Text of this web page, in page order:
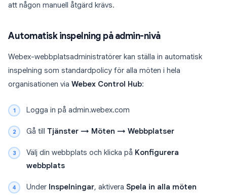
att någon manuell åtgärd krävs.
Automatisk inspelning på admin-nivå
Webex-webbplatsadministratörer kan ställa in automatisk
inspelning som standardpolicy för alla möten i hela
organisationen via Webex Control Hub:
Logga in på admin.webex.com
Gå till Tjänster → Möten → Webbplatser
Välj din webbplats och klicka på Konfigurera
webbplats
Under Inspelningar, aktivera Spela in alla möten